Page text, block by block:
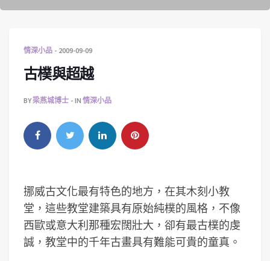
情深小品 2009-09-09
古樸與超越
BY梁燕城博士 IN 情深小品
挪威古文化最有特色的地方，在其木刻小教
堂，這些教堂建築具有原始純樸的風格，不像
西歐或意大利那種宏闊壯大，卻有最古樸的虔
誠，教堂中的千年古畫具有難能可貴的童真。